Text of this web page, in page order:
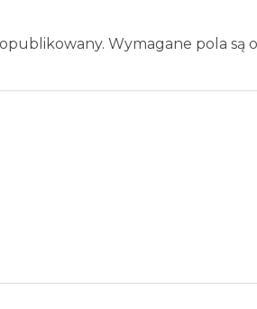
Wymagane pola są